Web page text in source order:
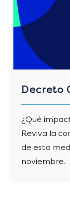
Decreto
¿Qué
Reviva la
de esta
noviembre.